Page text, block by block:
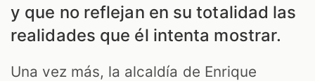
y que no reflejan en su totalidad las
realidades que él intenta mostrar.
Una vez más, la alcaldía de Enrique